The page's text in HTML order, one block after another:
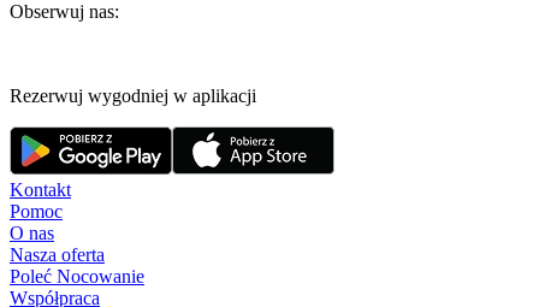
Obserwuj nas:
Rezerwuj wygodniej w aplikacji
Kontakt
Pomoc
O nas
Nasza oferta
Poleć Nocowanie
Współpraca